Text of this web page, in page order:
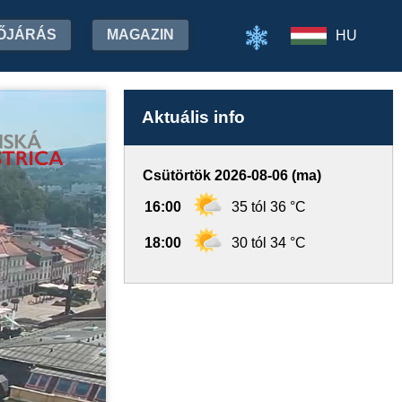
MAGAZIN HU
Aktuális info
Csütörtök 2026-08-06 (ma)
16:00 35 tól 36 °C
18:00 30 tól 34 °C